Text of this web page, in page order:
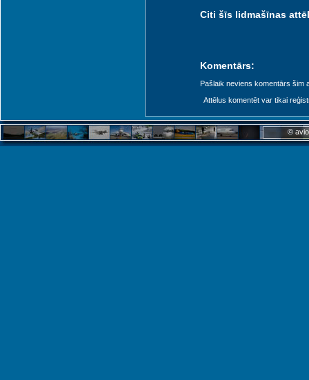
Citi šīs lidmašīnas
Komentārs:
Pašlaik neviens komentārs šim
Attēlus komentēt var tikai
©